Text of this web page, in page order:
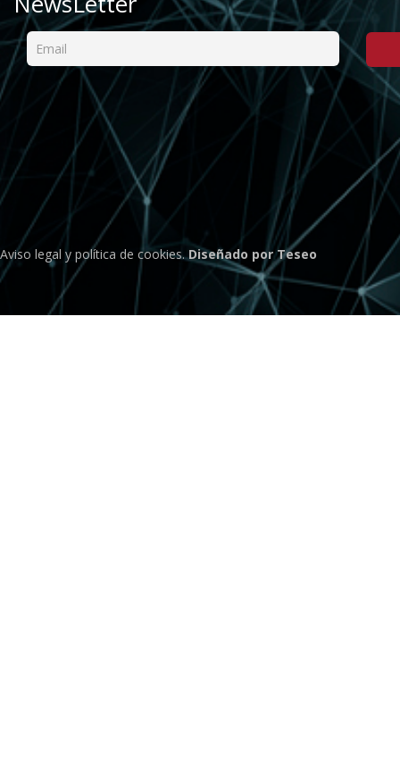
Aviso legal y política de cookies.Diseñado por Teseo